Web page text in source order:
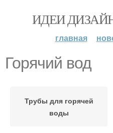
ИДЕИ
главная
Горячий вод
Трубы для горячей
воды